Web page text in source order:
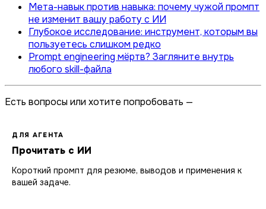
Мета-навык против навыка: почему чужой промпт
не изменит вашу работу с ИИ
Глубокое исследование: инструмент, которым вы
пользуетесь слишком редко
Prompt engineering мёртв? Загляните внутрь
любого skill-файла
Есть вопросы или хотите попробовать —
ДЛЯ АГЕНТА
Прочитать с ИИ
Короткий промпт для резюме, выводов и применения к
вашей задаче.